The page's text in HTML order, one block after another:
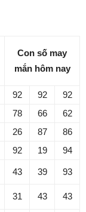
Con số may
mắn hôm nay
92 92
92
78 66 62
26 87
86
92 19 94
43 39 93
31 43 43